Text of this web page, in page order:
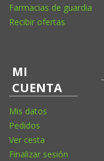
Farmacias de guardia
Recibir ofertas
MI
CUENTA
Mis datos
Pedidos
Ver cesta
Finalizar sesión